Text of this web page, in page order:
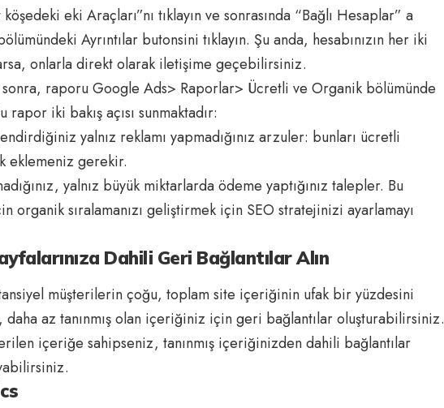
eki Araçları”nı tıklayın ve sonrasında “Bağlı Hesaplar” a
Ayrıntılar butonsini tıklayın. Şu anda, hesabınızın her iki
onlarla direkt olarak iletişime geçebilirsiniz.
sonra, raporu Google Ads> Raporlar> Ücretli ve Organik bölümünde
iki bakış açısı sunmaktadır:
yalnız reklamı yapmadığınız arzuler: bunları ücretli
eklemeniz gerekir.
yalnız büyük miktarlarda ödeme yaptığınız talepler. Bu
organik sıralamanızı geliştirmek için SEO stratejinizi ayarlamayı
Dahili Geri Bağlantılar Alın
müşterilerin çoğu, toplam site içeriğinin ufak bir yüzdesini
daha az tanınmış olan içeriğiniz için geri bağlantılar oluşturabilirsiniz.
içeriğe sahipseniz, tanınmış içeriğinizden dahili bağlantılar